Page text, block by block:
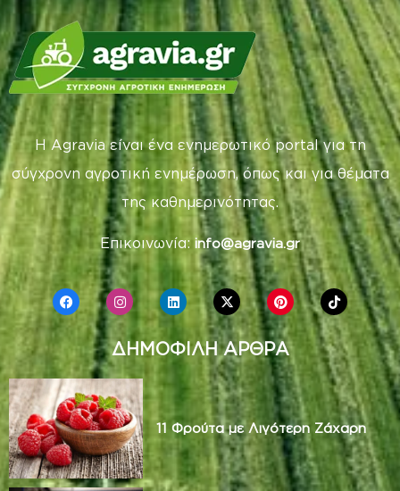
Η Agravia είναι ένα ενημερωτικό portal για τη
σύγχρονη αγροτική ενημέρωση, όπως και για θέματα
της καθημερινότητας.
Επικοινωνία: info@agravia.gr
ΔΗΜΟΦΙΛΗ ΑΡΘΡΑ
11 Φρούτα με Λιγότερη Ζάχαρη